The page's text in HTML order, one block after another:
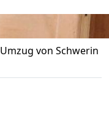
Umzug von Schwerin